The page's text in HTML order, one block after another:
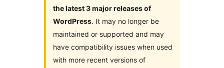
the latest 3 major releases of
WordPress. It may no longer be
maintained or supported and may
have compatibility issues when used
with more recent versions of